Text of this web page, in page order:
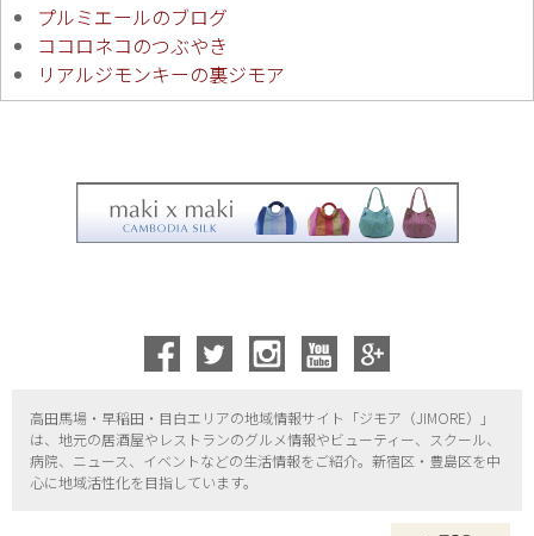
プルミエールのブログ
ココロネコのつぶやき
リアルジモンキーの裏ジモア
高田馬場・早稲田・目白エリアの地域情報サイト「ジモア（JIMORE）」
は、地元の居酒屋やレストランのグルメ情報やビューティー、
スクール、
病院、ニュース、イベントなどの生活情報をご紹介。新宿区・ 豊島区を中
心に地域活性化を目指しています。